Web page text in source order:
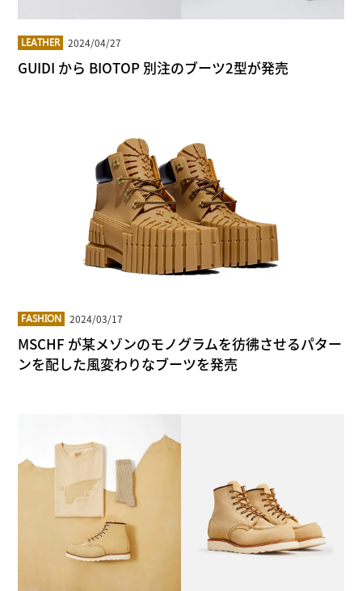
LEATHER 2024/04/27
GUIDI から BIOTOP 別注のブーツ2型が発売
FASHION 2024/03/17
MSCHF が某メゾンのモノグラムを彷彿させるパター
ンを配した風変わりなブーツを発売